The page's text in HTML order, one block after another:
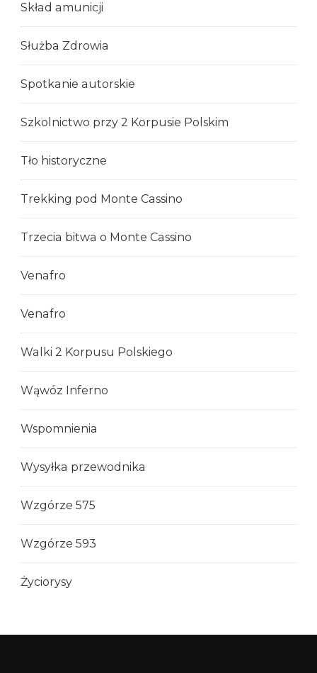
Skład amunicji
Służba Zdrowia
Spotkanie autorskie
Szkolnictwo przy 2 Korpusie Polskim
Tło historyczne
Trekking pod Monte Cassino
Trzecia bitwa o Monte Cassino
Venafro
Venafro
Walki 2 Korpusu Polskiego
Wąwóz Inferno
Wspomnienia
Wysyłka przewodnika
Wzgórze 575
Wzgórze 593
Życiorysy